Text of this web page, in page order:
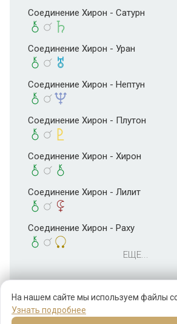
На нашем сайте мы используем файлы
Узнать подробнее
Соединение Хирон - Сатурн
Соединение Хирон - Уран
Соединение Хирон - Нептун
Соединение Хирон - Плутон
Соединение Хирон - Хирон
Соединение Хирон - Лилит
Соединение Хирон - Раху
ЕЩЕ...